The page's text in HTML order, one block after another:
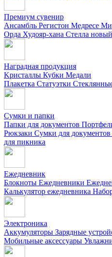
Премиум сувенир
Ансамбль Регистон Медресе
Орда Худояр-хана Стелла
Наградная продукция
Kристаллы Кубки Медали
Плакетка Статуэтки
Сумки и папки
Папки для документов
Рюкзаки Сумки для документов
для пикника
Ежедневник
Блокноты Ежедневники
Калькулятор ежедневника
Электроника
Аккумуляторы Зарядные
Мобильные аксессуары